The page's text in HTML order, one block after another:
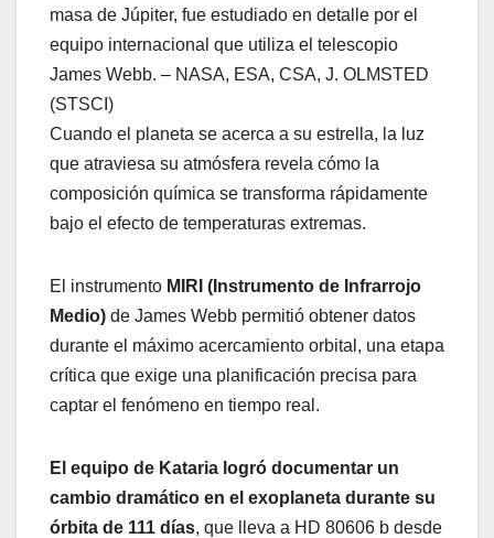
masa de Júpiter, fue estudiado en detalle por el
equipo internacional que utiliza el telescopio
James Webb. – NASA, ESA, CSA, J. OLMSTED
(STSCI)
Cuando el planeta se acerca a su estrella, la luz
que atraviesa su atmósfera revela cómo la
composición química se transforma rápidamente
bajo el efecto de temperaturas extremas.
El instrumento MIRI (Instrumento de Infrarrojo
Medio) de James Webb permitió obtener datos
durante el máximo acercamiento orbital, una etapa
crítica que exige una planificación precisa para
captar el fenómeno en tiempo real.
El equipo de Kataria logró documentar un
cambio dramático en el exoplaneta durante su
órbita de 111 días, que lleva a HD 80606 b desde